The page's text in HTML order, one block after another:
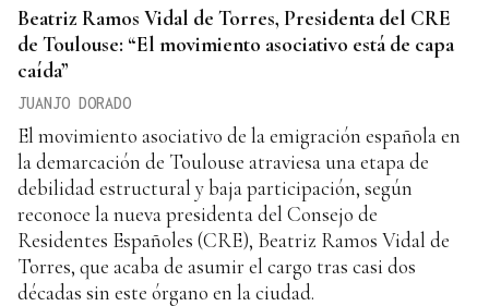
Beatriz Ramos Vidal de Torres, Presidenta del CRE
de Toulouse: “El movimiento asociativo está de capa
caída”
JUANJO DORADO
El movimiento asociativo de la emigración española en
la demarcación de Toulouse atraviesa una etapa de
debilidad estructural y baja participación, según
reconoce la nueva presidenta del Consejo de
Residentes Españoles (CRE), Beatriz Ramos Vidal de
Torres, que acaba de asumir el cargo tras casi dos
décadas sin este órgano en la ciudad.